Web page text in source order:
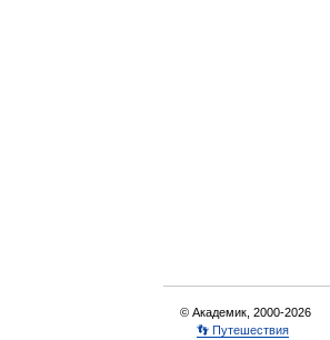
© Академик, 2000-2026
👣 Путешествия